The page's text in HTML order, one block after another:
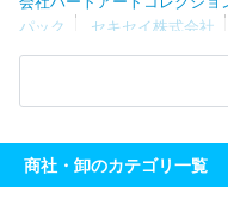
パック
セキセイ株式会社
ムエフ販売株式会社
株式
ホリアキ株式会
会社
不二レーベル
株式会社Ｆ
社
株式会社ホシノ 株式
商社・卸のカテゴリ一覧